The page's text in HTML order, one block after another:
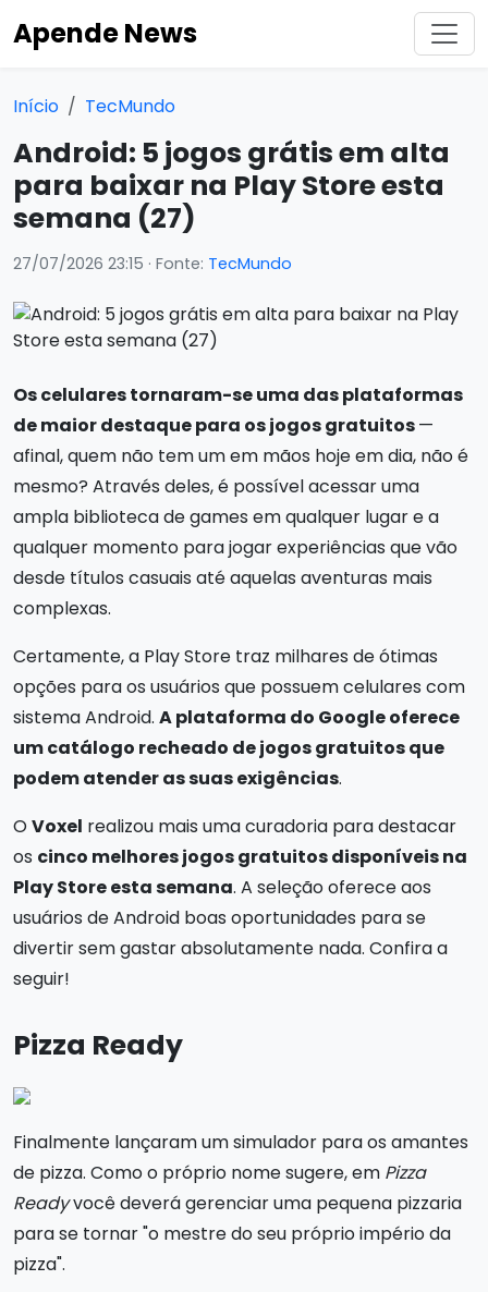
Apende News
Início TecMundo
Android: 5 jogos grátis em alta
para baixar na Play Store esta
semana (27)
27/07/2026 23:15 · Fonte: TecMundo
Os celulares tornaram-se uma das plataformas
de maior destaque para os jogos gratuitos—
afinal, quem não tem um em mãos hoje em dia, não é
mesmo? Através deles, é possível acessar uma
ampla biblioteca de games em qualquer lugar e a
qualquer momento para jogar experiências que vão
desde títulos casuais até aquelas aventuras mais
complexas.
Certamente, a Play Store traz milhares de ótimas
opções para os usuários que possuem celulares com
sistema Android. A plataforma do Google oferece
um catálogo recheado de jogos gratuitos que
podem atender as suas exigências.
OVoxel realizou mais uma curadoria para destacar
os cinco melhores jogos gratuitos disponíveis na
Play Store esta semana. A seleção oferece aos
usuários de Android boas oportunidades para se
divertir sem gastar absolutamente nada. Confira a
seguir!
Pizza Ready
Finalmente lançaram um simulador para os amantes
de pizza. Como o próprio nome sugere, em Pizza
Readyvocê deverá gerenciar uma pequena pizzaria
para se tornar "o mestre do seu próprio império da
pizza".